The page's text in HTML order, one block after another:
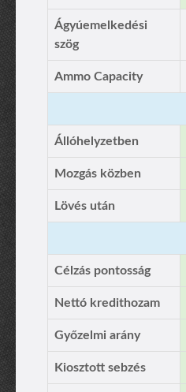
Ágyúemelkedési
szög
Ammo Capacity
Állóhelyzetben
Mozgás közben
Lövés után
Célzás pontosság
Nettó kredithozam
Győzelmi arány
Kiosztott sebzés